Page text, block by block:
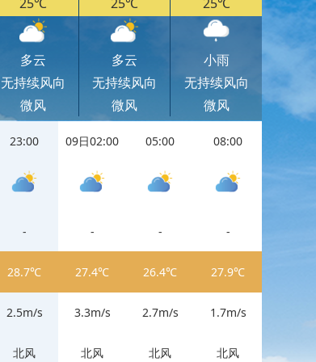
多云
无持续风向
微风
多云
无持续风向
微风
小雨
无持续风向
微风
23:00
-
28.7℃
2.5m/s
北风
09日02:00
-
27.4℃
3.3m/s
北风
05:00
-
26.4℃
2.7m/s
北风
08:00
-
27.9℃
1.7m/s
北风